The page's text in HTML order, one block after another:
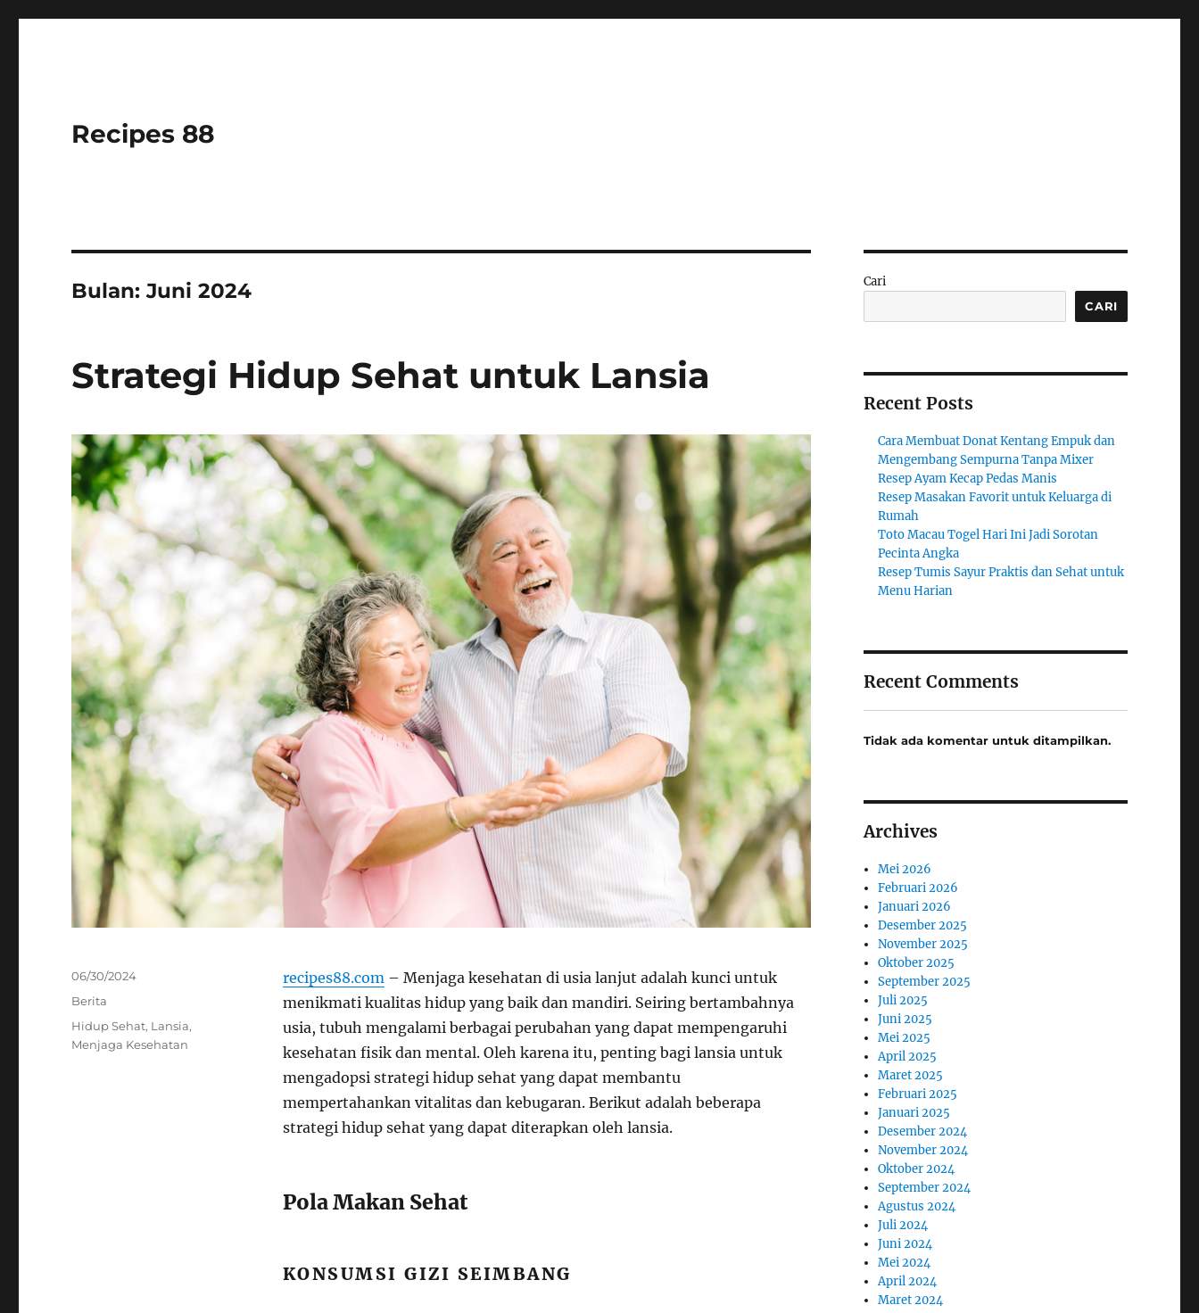
Recipes 88
Bulan:Juni 2024
Strategi Hidup Sehat untuk Lansia
recipes88.com– Menjaga kesehatan di usia lanjut adalah kunci untuk
menikmati kualitas hidup yang baik dan mandiri. Seiring bertambahnya
usia, tubuh mengalami berbagai perubahan yang dapat mempengaruhi
kesehatan fisik dan mental. Oleh karena itu, penting bagi lansia untuk
mengadopsi strategi hidup sehat yang dapat membantu
mempertahankan vitalitas dan kebugaran. Berikut adalah beberapa
strategi hidup sehat yang dapat diterapkan oleh lansia.
Pola Makan Sehat
KONSUMSI GIZI SEIMBANG
Posted
on
06/30/2024
Categories
Berita
Tags
Hidup Sehat, Lansia,
Menjaga Kesehatan
Cari
CARI
Recent Posts
Cara Membuat Donat Kentang Empuk dan
Mengembang Sempurna Tanpa Mixer
Resep Ayam Kecap Pedas Manis
Resep Masakan Favorit untuk Keluarga di
Rumah
Toto Macau Togel Hari Ini Jadi Sorotan
Pecinta Angka
Resep Tumis Sayur Praktis dan Sehat untuk
Menu Harian
Recent Comments
Tidak ada komentar untuk ditampilkan.
Archives
Mei 2026
Februari 2026
Januari 2026
Desember 2025
November 2025
Oktober 2025
September 2025
Juli 2025
Juni 2025
Mei 2025
April 2025
Maret 2025
Februari 2025
Januari 2025
Desember 2024
November 2024
Oktober 2024
September 2024
Agustus 2024
Juli 2024
Juni 2024
Mei 2024
April 2024
Maret 2024